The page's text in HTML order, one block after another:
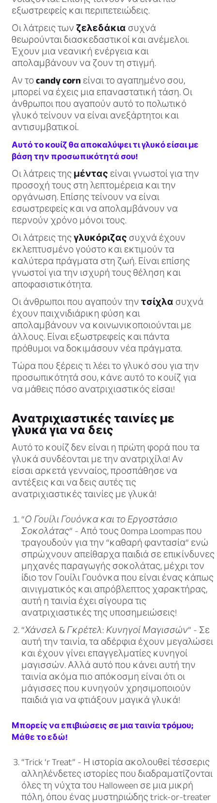
εξωστρεφείς και περιπετειώδεις.
Οι λάτρεις των ζελεδάκια συχνά
θεωρούνται διασκεδαστικοί και ανέμελοι.
Έχουν μια νεανική ενέργεια και
απολαμβάνουν να ζουν τη στιγμή.
Αν τοcandy corn είναι το αγαπημένο σου,
μπορεί να έχεις μια επαναστατική τάση. Οι
άνθρωποι που αγαπούν αυτό το πολωτικό
γλυκό τείνουν να είναι ανεξάρτητοι και
αντισυμβατικοί.
Αυτό το κουίζ θα αποκαλύψει τι γλυκό είσαι με
βάση την προσωπικότητά σου!
Οι λάτρεις της μέντας είναι γνωστοί για την
προσοχή τους στη λεπτομέρεια και την
οργάνωση. Επίσης τείνουν να είναι
εσωστρεφείς και να απολαμβάνουν να
περνούν χρόνο μόνοι τους.
Οι λάτρεις της γλυκόριζας συχνά έχουν
εκλεπτυσμένο γούστο και εκτιμούν τα
καλύτερα πράγματα στη ζωή. Είναι επίσης
γνωστοί για την ισχυρή τους θέληση και
αποφασιστικότητα.
Οι άνθρωποι που αγαπούν την τσίχλα συχνά
έχουν παιχνιδιάρικη φύση και
απολαμβάνουν να κοινωνικοποιούνται με
άλλους. Είναι εξωστρεφείς και πάντα
πρόθυμοι να δοκιμάσουν νέα πράγματα.
Τώρα που ξέρεις τι λέει το γλυκό σου για την
προσωπικότητά σου, κάνε αυτό το κουίζ για
να μάθεις πόσο ανατριχιαστικός είσαι!
Ανατριχιαστικές ταινίες με
γλυκά για να δεις
Αυτό το κουίζ δεν είναι η πρώτη φορά που τα
γλυκά συνδέονται με την ανατριχίλα! Αν
είσαι αρκετά γενναίος, προσπάθησε να
αντέξεις και να δεις αυτές τις
ανατριχιαστικές ταινίες με γλυκά!
“Ο Γουίλι Γουόνκα και το Εργοστάσιο
Σοκολάτας” - Από τους Oompa Loompas που
τραγουδούν για την “καθαρή φαντασία” ενώ
σπρώχνουν απείθαρχα παιδιά σε επικίνδυνες
μηχανές παραγωγής σοκολάτας, μέχρι τον
ίδιο τον Γουίλι Γουόνκα που είναι ένας κάπως
αινιγματικός και απρόβλεπτος χαρακτήρας,
αυτή η ταινία έχει σίγουρα τις
ανατριχιαστικές της υποσημειώσεις!
“Χάνσελ & Γκρέτελ: Κυνηγοί Μαγισσών” - Σε
αυτή την ταινία, τα αδέρφια έχουν μεγαλώσει
και έχουν γίνει επαγγελματίες κυνηγοί
μαγισσών. Αλλά αυτό που κάνει αυτή την
ταινία ακόμα πιο απόκοσμη είναι ότι οι
μάγισσες που κυνηγούν χρησιμοποιούν
παιδιά για να φτιάξουν μαγικά γλυκά!
Μπορείς να επιβιώσεις σε μια ταινία τρόμου;
Μάθε το εδώ!
“Trick ‘r Treat” - Η ιστορία ακολουθεί τέσσερις
αλληλένδετες ιστορίες που διαδραματίζονται
όλες τη νύχτα του Halloween σε μια μικρή
πόλη, όπου ένας μυστηριώδης trick-or-treater